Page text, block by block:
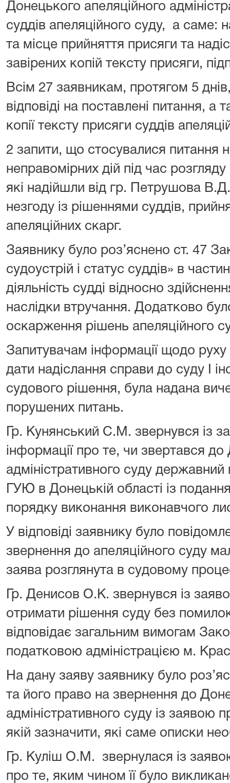
Донецького апеляційного
суддів апеляційного суду, а саме:
та місце прийняття присяги та
завірених копій тексту присяги,
Всім 27 заявникам, протягом 5
відповіді на поставлені питання, а
копії тексту присяги суддів
2 запити, що стосувалися питання
неправомірних дій під час
які надійшли від гр. Петрушова
незгоду із рішеннями суддів,
апеляційних скарг.
Заявнику було роз’яснено ст. 47
судоустрій і статус суддів» в
діяльність судді відносно
наслідки втручання. Додатково
оскарження рішень апеляційного
Запитувачам інформації щодо руху
дати надіслання справи до суду І
судового рішення, була надана
порушених питань.
Гр. Кунянський С.М. звернувся із
інформації про те, чи звертався
адміністративного суду
ГУЮ в Донецькій області із
порядку виконання виконавчого
У відповіді заявнику було
звернення до апеляційного суду
заява розглянута в судовому
Гр. Денисов О.К. звернувся із
отримати рішення суду без
відповідає загальним вимогам
податковою адміністрацією м.
На дану заяву заявнику було
та його право на звернення до
адміністративного суду із заявою
якій зазначити, які саме описки
Гр. Куліш О.М. звернулася із
про те, яким чином її було